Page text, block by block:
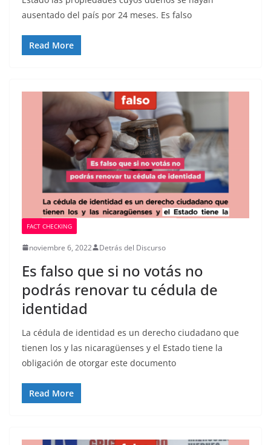
ausentado del país por 24 meses. Es falso
Read More
FACT CHECKING
noviembre 6, 2022 Detrás del Discurso
Es falso que si no votás no
podrás renovar tu cédula de
identidad
La cédula de identidad es un derecho ciudadano que
tienen los y las nicaragüenses y el Estado tiene la
obligación de otorgar este documento
Read More